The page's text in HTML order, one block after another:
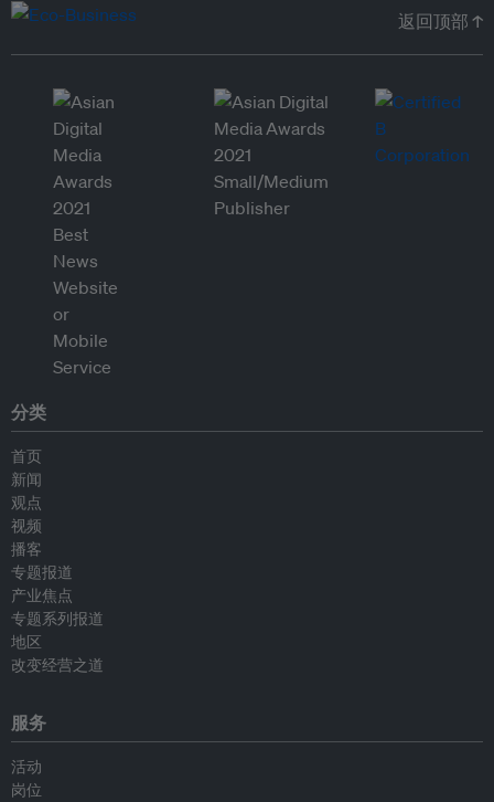
返回顶部 ↑
分类
首页
新闻
观点
视频
播客
专题报道
产业焦点
专题系列报道
地区
改变经营之道
服务
活动
岗位